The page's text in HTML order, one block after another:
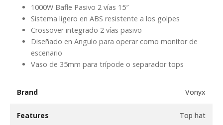
1000W Bafle Pasivo 2 vías 15″
Sistema ligero en ABS resistente a los golpes
Crossover integrado 2 vías pasivo
Diseñado en Angulo para operar como monitor de
escenario
Vaso de 35mm para trípode o separador tops
Brand Vonyx
Features Top hat